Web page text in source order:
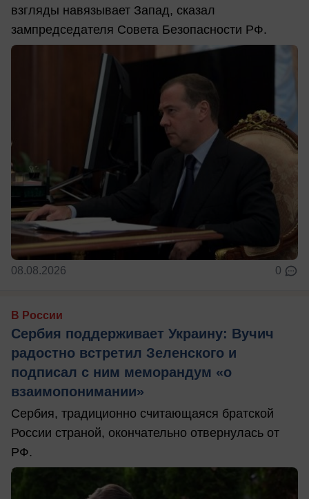
взгляды навязывает Запад, сказал
зампредседателя Совета Безопасности РФ.
08.08.2026 0
В России
Сербия поддерживает Украину: Вучич
радостно встретил Зеленского и
подписал с ним меморандум «о
взаимопонимании»
Сербия, традиционно считающаяся братской
России страной, окончательно отвернулась от
РФ.